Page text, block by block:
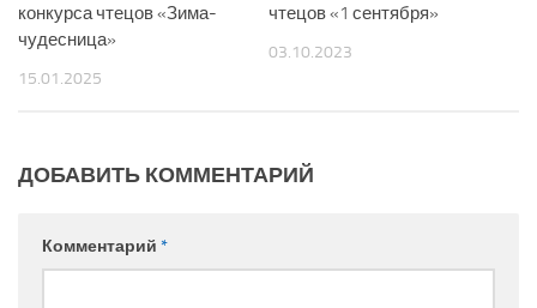
конкурса чтецов «Зима-
чудесница»
15.01.2025
чтецов «1 сентября»
03.10.2023
ДОБАВИТЬ КОММЕНТАРИЙ
Комментарий *